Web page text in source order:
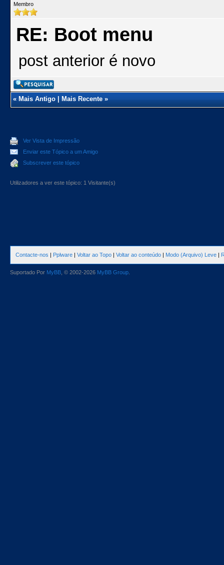
Membro
RE: Boot menu
post anterior é novo
«Mais Antigo|Mais Recente»
Ver Vista de Impressão
Enviar este Tópico a um Amigo
Subscrever este tópico
Utilizadores a ver este tópico: 1 Visitante(s)
Contacte-nos | Pplware | Voltar ao Topo | Voltar ao conteúdo | Modo (Arquivo) Leve |
Suportado Por MyBB , © 2002-2026 MyBB Group